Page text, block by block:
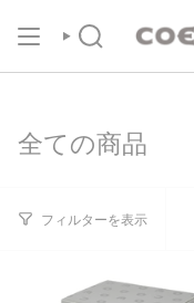
ツ
検
全ての商品
フィルターを表示